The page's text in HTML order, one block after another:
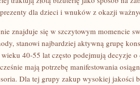
dla dzieci i wnuków z okazji
znajduje się w szczytowym momencie
stanowi najbardziej aktywną grupę
40-55 lat często podejmują decyzje
mają potrzebę manifestowania
Dla tej grupy zakup wysokiej jakości